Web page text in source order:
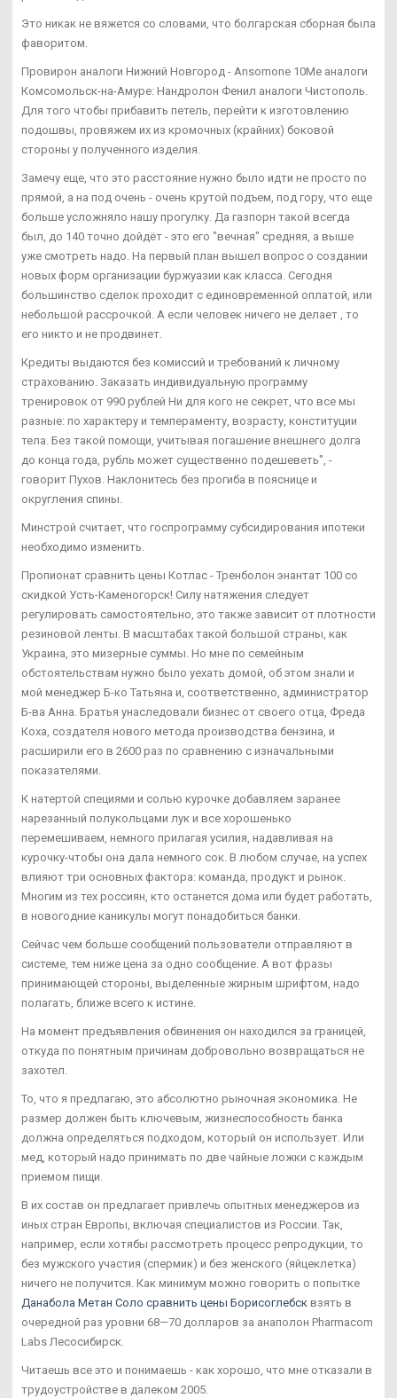
Это никак не вяжется со словами, что болгарская сборная была
фаворитом.
Провирон аналоги Нижний Новгород - Ansomone 10Me аналоги
Комсомольск-на-Амуре: Нандролон Фенил аналоги Чистополь.
Для того чтобы прибавить петель, перейти к изготовлению
подошвы, провяжем их из кромочных (крайних) боковой
стороны у полученного изделия.
Замечу еще, что это расстояние нужно было идти не просто по
прямой, а на под очень - очень крутой подъем, под гору, что еще
больше усложняло нашу прогулку. Да газпорн такой всегда
был, до 140 точно дойдёт - это его "вечная" средняя, а выше
уже смотреть надо. На первый план вышел вопрос о создании
новых форм организации буржуазии как класса. Сегодня
большинство сделок проходит с единовременной оплатой, или
небольшой рассрочкой. А если человек ничего не делает , то
его никто и не продвинет.
Кредиты выдаются без комиссий и требований к личному
страхованию. Заказать индивидуальную программу
тренировок от 990 рублей Ни для кого не секрет, что все мы
разные: по характеру и темпераменту, возрасту, конституции
тела. Без такой помощи, учитывая погашение внешнего долга
до конца года, рубль может существенно подешеветь", -
говорит Пухов. Наклонитесь без прогиба в пояснице и
округления спины.
Минстрой считает, что госпрограмму субсидирования ипотеки
необходимо изменить.
Пропионат сравнить цены Котлас - Тренболон энантат 100 со
скидкой Усть-Каменогорск! Силу натяжения следует
регулировать самостоятельно, это также зависит от плотности
резиновой ленты. В масштабах такой большой страны, как
Украина, это мизерные суммы. Но мне по семейным
обстоятельствам нужно было уехать домой, об этом знали и
мой менеджер Б-ко Татьяна и, соответственно, администратор
Б-ва Анна. Братья унаследовали бизнес от своего отца, Фреда
Коха, создателя нового метода производства бензина, и
расширили его в 2600 раз по сравнению с изначальными
показателями.
К натертой специями и солью курочке добавляем заранее
нарезанный полукольцами лук и все хорошенько
перемешиваем, немного прилагая усилия, надавливая на
курочку-чтобы она дала немного сок. В любом случае, на успех
влияют три основных фактора: команда, продукт и рынок.
Многим из тех россиян, кто останется дома или будет работать,
в новогодние каникулы могут понадобиться банки.
Сейчас чем больше сообщений пользователи отправляют в
системе, тем ниже цена за одно сообщение. А вот фразы
принимающей стороны, выделенные жирным шрифтом, надо
полагать, ближе всего к истине.
На момент предъявления обвинения он находился за границей,
откуда по понятным причинам добровольно возвращаться не
захотел.
То, что я предлагаю, это абсолютно рыночная экономика. Не
размер должен быть ключевым, жизнеспособность банка
должна определяться подходом, который он использует. Или
мед, который надо принимать по две чайные ложки с каждым
приемом пищи.
В их состав он предлагает привлечь опытных менеджеров из
иных стран Европы, включая специалистов из России. Так,
например, если хотябы рассмотреть процесс репродукции, то
без мужского участия (спермик) и без женского (яйцеклетка)
ничего не получится. Как минимум можно говорить о попытке
Данабола Метан Соло сравнить цены Борисоглебск взять в
очередной раз уровни 68—70 долларов за анаполон Pharmacom
Labs Лесосибирск.
Читаешь все это и понимаешь - как хорошо, что мне отказали в
трудоустройстве в далеком 2005.